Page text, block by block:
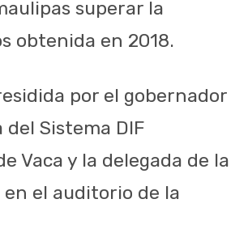
superar la
obtenida en 2018.
por el gobernador
del Sistema DIF
Vaca y la delegada de la
en el auditorio de la